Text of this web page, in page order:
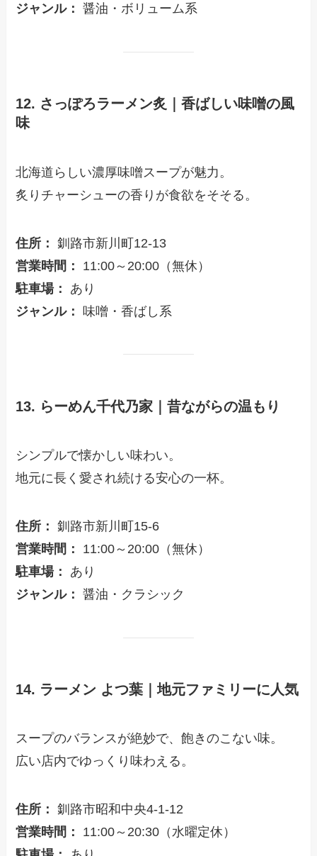
ジャンル： 醤油・ボリューム系
12. さっぽろラーメン炙｜香ばしい味噌の風
味
北海道らしい濃厚味噌スープが魅力。
炙りチャーシューの香りが食欲をそそる。
住所： 釧路市新川町12-13
営業時間：
11:00～20:00（無休）
駐車場：
あり
ジャンル： 味噌・香ばし系
13. らーめん千代乃家｜昔ながらの温もり
シンプルで懐かしい味わい。
地元に長く愛され続ける安心の一杯。
住所： 釧路市新川町15-6
営業時間：
11:00～20:00（無休）
駐車場：
あり
ジャンル： 醤油・クラシック
14. ラーメン よつ葉｜地元ファミリーに人気
スープのバランスが絶妙で、飽きのこない味。
広い店内でゆっくり味わえる。
住所： 釧路市昭和中央4-1-12
営業時間：
11:00～20:30（水曜定休）